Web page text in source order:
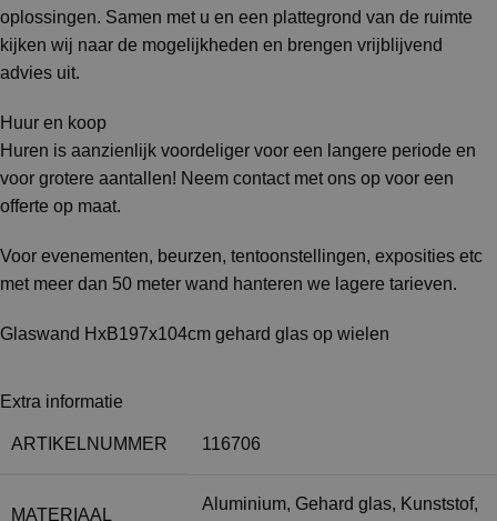
oplossingen. Samen met u en een plattegrond van de ruimte
kijken wij naar de mogelijkheden en brengen vrijblijvend
advies uit.
Huur en koop
Huren is aanzienlijk voordeliger voor een langere periode en
voor grotere aantallen! Neem contact met ons op voor een
offerte op maat.
Voor evenementen, beurzen, tentoonstellingen, exposities etc
met meer dan 50 meter wand hanteren we lagere tarieven.
Glaswand HxB197x104cm gehard glas op wielen
Extra informatie
ARTIKELNUMMER 116706
MATERIAAL
Aluminium, Gehard glas, Kunststof,